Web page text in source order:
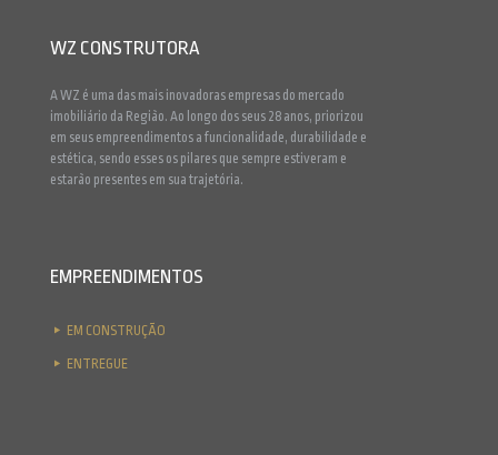
WZ CONSTRUTORA
A WZ é uma das mais inovadoras empresas do mercado
imobiliário da Região. Ao longo dos seus 28 anos, priorizou
em seus empreendimentos a funcionalidade, durabilidade e
estética, sendo esses os pilares que sempre estiveram e
estarão presentes em sua trajetória.
EMPREENDIMENTOS
EM CONSTRUÇÃO
ENTREGUE